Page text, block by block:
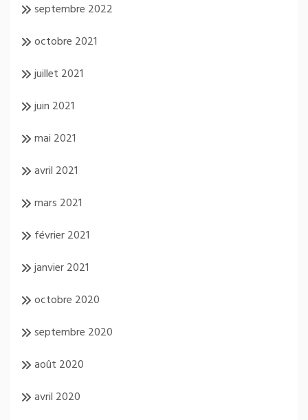
septembre 2022
octobre 2021
juillet 2021
juin 2021
mai 2021
avril 2021
mars 2021
février 2021
janvier 2021
octobre 2020
septembre 2020
août 2020
avril 2020